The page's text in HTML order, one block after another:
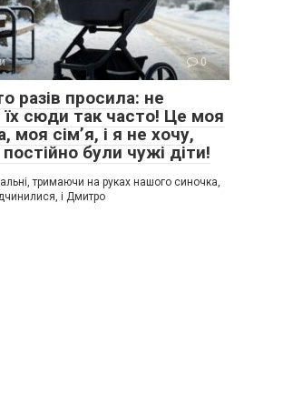
0
разів просила: не
сюди так часто! Це моя
моя сім’я, і я не хочу,
були чужі діти!
тримаючи на руках нашого синочка,
і Дмитро